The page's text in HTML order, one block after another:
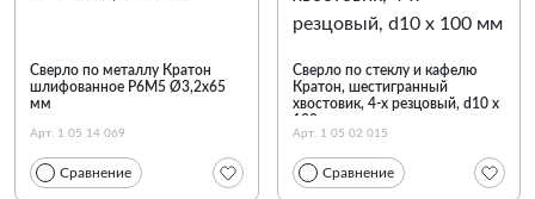
Сверло по металлу Кратон
шлифованное Р6М5 Ø3,2х65
мм
Арт. 1 05 14 069
Сравнение
Сверло по стеклу и кафелю
Кратон, шестигранный
хвостовик, 4-х резцовый, d10 х
100 мм
Арт. 1 05 02 015
Сравнение